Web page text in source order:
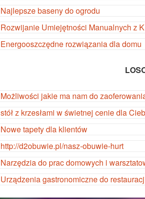
Najlepsze baseny do ogrodu
Rozwijanie Umiejętności Manualnych z
Energooszczędne rozwiązania dla domu
Możliwości jakie ma nam do
stół z krzesłami w świetnej cenie dla
Nowe tapety dla klientów
http://d2obuwie.pl/nasz-obuwie-hurt
Narzędzia do prac domowych i
Urządzenia gastronomiczne do